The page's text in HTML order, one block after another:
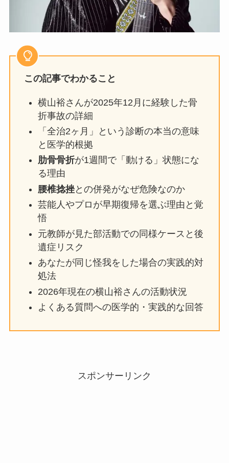
この記事でわかること
横山裕さんが2025年12月に経験した骨
折事故の詳細
「全治2ヶ月」という診断の本当の意味
と医学的根拠
肋骨骨折が1週間で「動ける」状態にな
る理由
腰椎捻挫との併発がなぜ危険なのか
芸能人やプロが早期復帰を選ぶ理由と覚
悟
元教師が見た部活動での同様ケースと後
遺症リスク
あなたが同じ怪我をした場合の実践的対
処法
2026年現在の横山裕さんの活動状況
よくある質問への医学的・実践的な回答
スポンサーリンク